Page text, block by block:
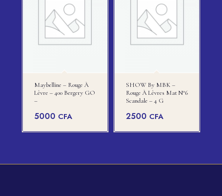
Maybelline – Rouge À
Lèvre – 400 Bergery GO
–
5000 CFA
SHOW By MBK –
Rouge À Lèvres Mat N°6
Scandale – 4 G
2500 CFA